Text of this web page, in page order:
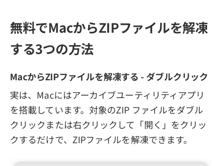
無料でMacからZIPファイルを解凍
する3つの方法
MacからZIPファイルを解凍する - ダブルクリック
実は、Macにはアーカイブユーティリティアプリ
を搭載しています。対象のZIP ファイルをダブル
クリックまたは右クリックして「開く」をクリッ
クするだけで、ZIPファイルを解凍できます。